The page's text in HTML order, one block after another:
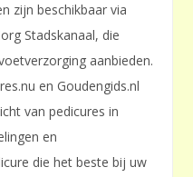
zijn beschikbaar via
Stadskanaal, die
aanbieden.
en Goudengids.nl
van pedicures in
en
die het beste bij uw